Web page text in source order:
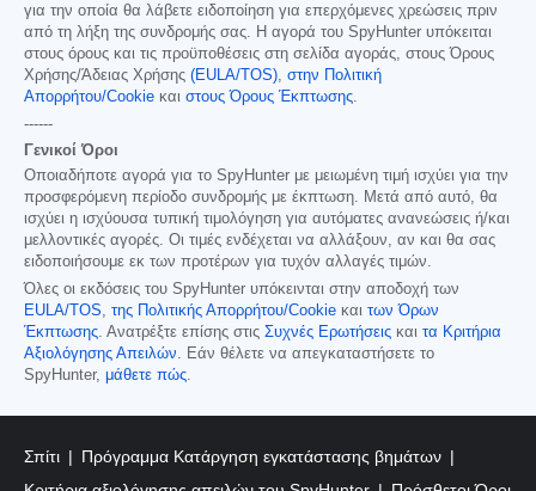
για την οποία θα λάβετε ειδοποίηση για επερχόμενες χρεώσεις πριν
από τη λήξη της συνδρομής σας. Η αγορά του SpyHunter υπόκειται
στους όρους και τις προϋποθέσεις στη σελίδα αγοράς, στους Όρους
Χρήσης/Άδειας Χρήσης (EULA/TOS), στην Πολιτική
Απορρήτου/Cookie και στους Όρους Έκπτωσης.
------
Γενικοί Όροι
Οποιαδήποτε αγορά για το SpyHunter με μειωμένη τιμή ισχύει για την
προσφερόμενη περίοδο συνδρομής με έκπτωση. Μετά από αυτό, θα
ισχύει η ισχύουσα τυπική τιμολόγηση για αυτόματες ανανεώσεις ή/και
μελλοντικές αγορές. Οι τιμές ενδέχεται να αλλάξουν, αν και θα σας
ειδοποιήσουμε εκ των προτέρων για τυχόν αλλαγές τιμών.
Όλες οι εκδόσεις του SpyHunter υπόκεινται στην αποδοχή των
EULA/TOS, της Πολιτικής Απορρήτου/Cookie και των Όρων
Έκπτωσης. Ανατρέξτε επίσης στις Συχνές Ερωτήσεις και τα Κριτήρια
Αξιολόγησης Απειλών. Εάν θέλετε να απεγκαταστήσετε το
SpyHunter, μάθετε πώς.
Σπίτι
Πρόγραμμα Κατάργηση εγκατάστασης βημάτων